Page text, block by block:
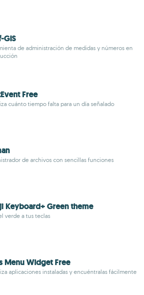
GIS
de administración de medidas y números en
Free
cuánto tiempo falta para un día señalado
de archivos con sencillas funciones
Keyboard+ Green theme
verde a tus teclas
Menu Widget Free
aplicaciones instaladas y encuéntralas fácilmente